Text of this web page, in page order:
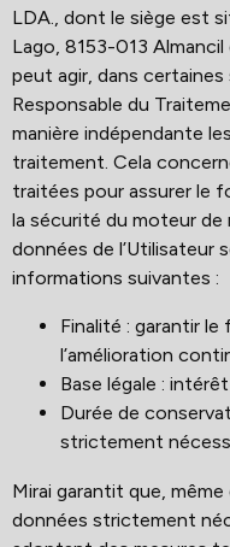
LDA., dont le siège est
Lago, 8153-013
peut agir, dans
Responsable du
manière indépendante
traitement. Cela
traitées pour assurer le
la sécurité du moteur de
données de
informations suivantes :
Finalité : garantir
l’amélioration
Base légale :
Durée de
strictement
Mirai garantit que,
données strictement